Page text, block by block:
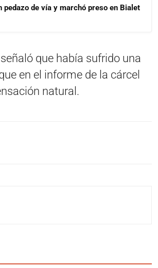
de vía y marchó preso en Bialet
que había sufrido una
en el informe de la cárcel
natural.